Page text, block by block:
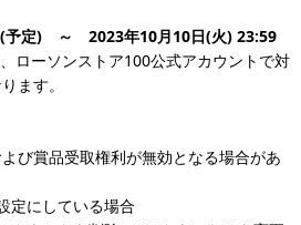
予定) ～ 2023年10月10日(火) 23:59
ローソンストア100公式アカウントで対
ます。
び賞品受取権利が無効となる場合があ
定にしている場合